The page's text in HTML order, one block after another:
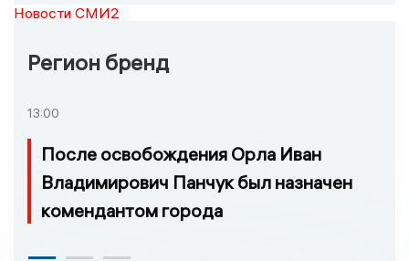
Новости СМИ2
Регион бренд
13:00
После освобождения Орла Иван
Владимирович Панчук был назначен
комендантом города